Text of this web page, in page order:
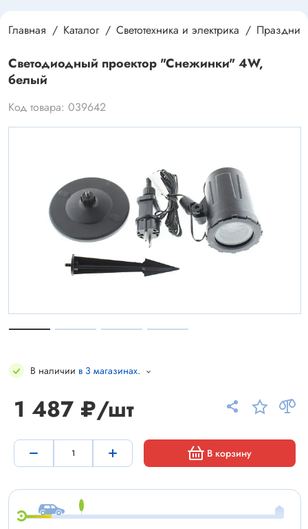
Главная Каталог Светотехника и электрика
Светодиодный проектор "Снежинки" 4W,
белый
Код товара: 039642
В наличии в 3 магазинах.
1 487 ₽/шт
В корзину